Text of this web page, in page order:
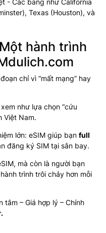
- Các bang như California
Texas (Houston), và
hành trình
chỉ vì “mất mạng” hay
như lựa chọn “cứu
Việt Nam.
lớn: eSIM giúp bạn full
đăng ký SIM tại sân bay.
mà còn là người bạn
trình trôi chảy hơn mỗi
tâm – Giá hợp lý – Chính